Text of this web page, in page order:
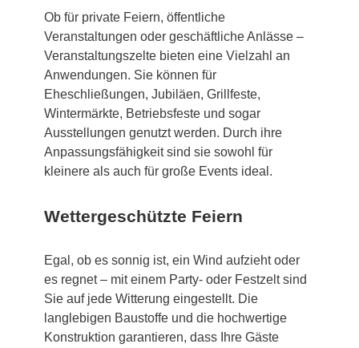
Ob für private Feiern, öffentliche
Veranstaltungen oder geschäftliche Anlässe –
Veranstaltungszelte bieten eine Vielzahl an
Anwendungen. Sie können für
Eheschließungen, Jubiläen, Grillfeste,
Wintermärkte, Betriebsfeste und sogar
Ausstellungen genutzt werden. Durch ihre
Anpassungsfähigkeit sind sie sowohl für
kleinere als auch für große Events ideal.
Wettergeschützte Feiern
Egal, ob es sonnig ist, ein Wind aufzieht oder
es regnet – mit einem Party- oder Festzelt sind
Sie auf jede Witterung eingestellt. Die
langlebigen Baustoffe und die hochwertige
Konstruktion garantieren, dass Ihre Gäste